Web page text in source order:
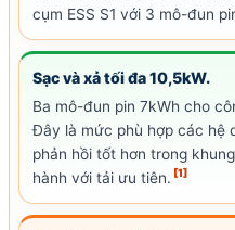
cụm ESS S1 với 3 mô-đun
Sạc và xả tối đa 10,5kW.
Ba mô-đun pin 7kWh cho
Đây là mức phù hợp các hệ
phản hồi tốt hơn trong
hành với tải ưu tiên. [1]